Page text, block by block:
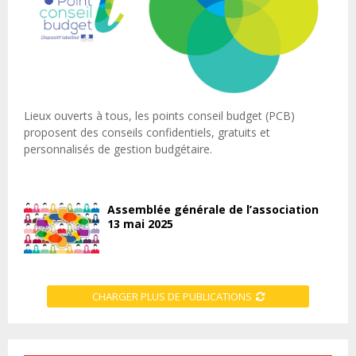
Lieux ouverts à tous, les points conseil budget (PCB)
proposent des conseils confidentiels, gratuits et
personnalisés de gestion budgétaire.
Assemblée générale de l’association
13 mai 2025
CHARGER PLUS DE PUBLICATIONS